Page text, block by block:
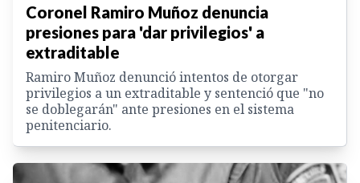
Coronel Ramiro Muñoz denuncia
presiones para 'dar privilegios' a
extraditable
Ramiro Muñoz denunció intentos de otorgar
privilegios a un extraditable y sentenció que "no
se doblegarán" ante presiones en el sistema
penitenciario.